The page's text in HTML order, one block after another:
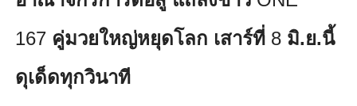
167 คู่มวยใหญ่หยุดโลก เสาร์ที่ 8 มิ.ย.นี้
ดุเด็ดทุกวินาที